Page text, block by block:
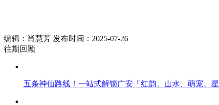
编辑：肖慧芳 发布时间：2025-07-26
往期回顾
五条神仙路线！一站式解锁广安「红韵、山水、萌宠、